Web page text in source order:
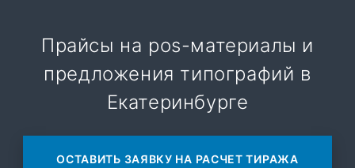
Прайсы на pos-материалы и
предложения типографий в
Екатеринбурге
ОСТАВИТЬ ЗАЯВКУ НА РАСЧЕТ ТИРАЖА